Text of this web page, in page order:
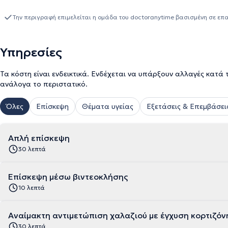
διδακτορική έρευνα στην Ιατρική Σχολή Αθηνών και
(EBO), ενώ είναι κάτοχος του τίτλου Fellow of the European
χειρουργική καταρράκτη, το γλαύκωμα, τις επεμβάσεις βλεφάρων,
Την περιγραφή επιμελείται η ομάδα του doctoranytime βασισμένη σε
Υπηρεσίες
Τα κόστη είναι ενδεικτικά. Ενδέχεται να υπάρξουν αλλαγές κατά
ανάλογα το περιστατικό.
Όλες Επίσκεψη Θέματα υγείας Εξετάσεις &
Απλή επίσκεψη
30 λεπτά
Επίσκεψη μέσω βιντεοκλήσης
10 λεπτά
Αναίμακτη αντιμετώπιση χαλαζιού με έγχυση
30 λεπτά